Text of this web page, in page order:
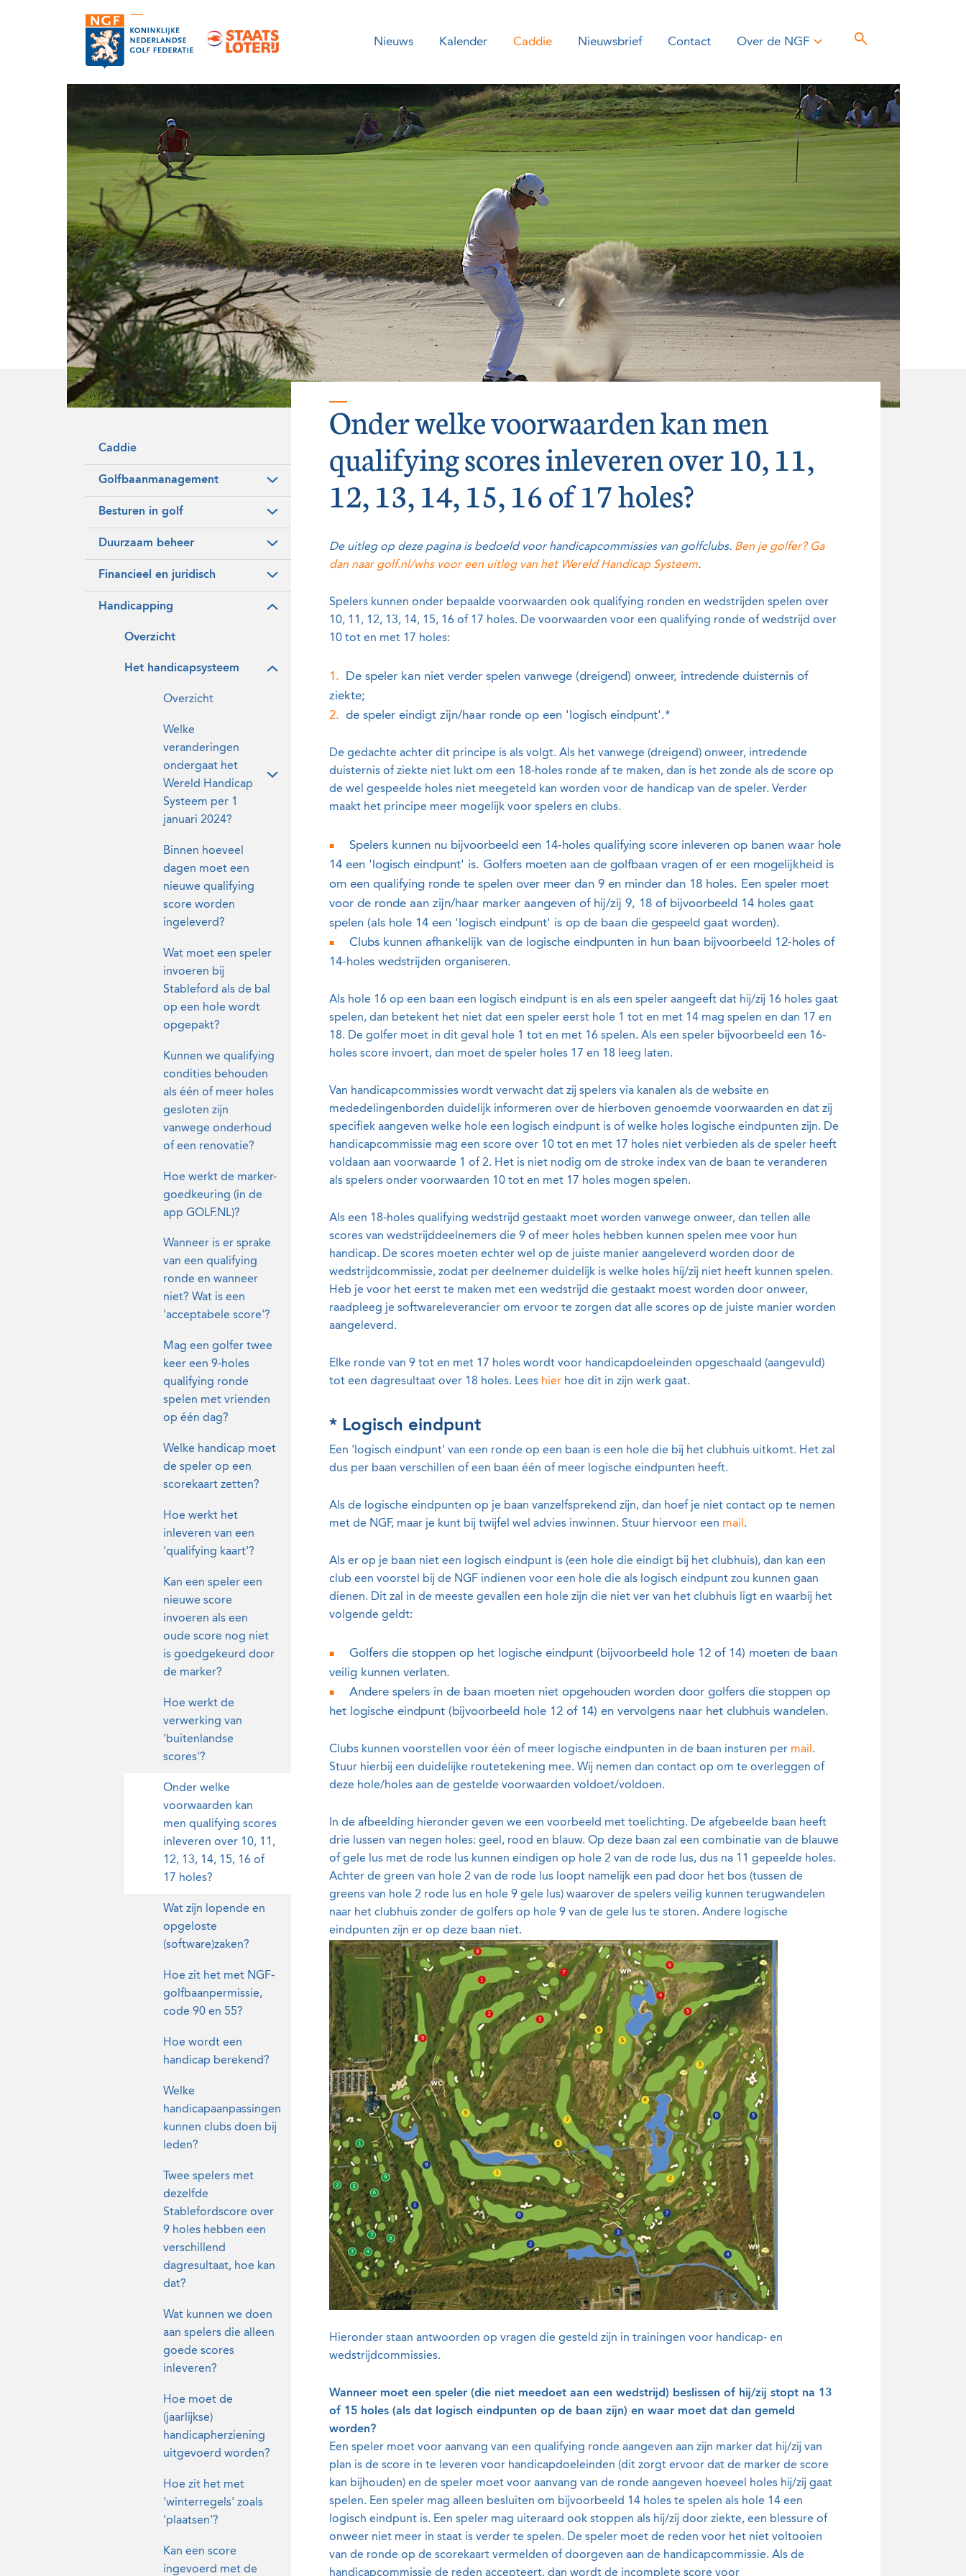
Nieuws Kalender Caddie Nieuwsbrief Contact Over de NGF
Contact
Pers en media
Medewerkers
Organisatie
Vacatures
Strategie, statuten en reglementen
Partners van de NGF
Informatie over de NGF-pas
NGF-verzekeringen
Topgolf
De NGF-competities
Golf in Nederland: feiten en cijfers
Onze historie
Vrijwilligers
Onder welke voorwaarden kan men
qualifying scores inleveren over 10, 11,
12, 13, 14, 15, 16 of 17 holes?
De uitleg op deze pagina is bedoeld voor handicapcommissies van golfclubs. Ben je golfer? Ga
dan naar golf.nl/whs voor een uitleg van het Wereld Handicap Systeem.
Spelers kunnen onder bepaalde voorwaarden ook qualifying ronden en wedstrijden spelen over
10, 11, 12, 13, 14, 15, 16 of 17 holes. De voorwaarden voor een qualifying ronde of wedstrijd over
10 tot en met 17 holes:
De speler kan niet verder spelen vanwege (dreigend) onweer, intredende duisternis of
ziekte;
de speler eindigt zijn/haar ronde op een 'logisch eindpunt'.*
De gedachte achter dit principe is als volgt. Als het vanwege (dreigend) onweer, intredende
duisternis of ziekte niet lukt om een 18-holes ronde af te maken, dan is het zonde als de score op
de wel gespeelde holes niet meegeteld kan worden voor de handicap van de speler. Verder
maakt het principe meer mogelijk voor spelers en clubs.
Spelers kunnen nu bijvoorbeeld een 14-holes qualifying score inleveren op banen waar hole
14 een 'logisch eindpunt' is. Golfers moeten aan de golfbaan vragen of er een mogelijkheid is
om een qualifying ronde te spelen over meer dan 9 en minder dan 18 holes. Een speler moet
voor de ronde aan zijn/haar marker aangeven of hij/zij 9, 18 of bijvoorbeeld 14 holes gaat
spelen (als hole 14 een 'logisch eindpunt' is op de baan die gespeeld gaat worden).
Clubs kunnen afhankelijk van de logische eindpunten in hun baan bijvoorbeeld 12-holes of
14-holes wedstrijden organiseren.
Als hole 16 op een baan een logisch eindpunt is en als een speler aangeeft dat hij/zij 16 holes gaat
spelen, dan betekent het niet dat een speler eerst hole 1 tot en met 14 mag spelen en dan 17 en
18. De golfer moet in dit geval hole 1 tot en met 16 spelen. Als een speler bijvoorbeeld een 16-
holes score invoert, dan moet de speler holes 17 en 18 leeg laten.
Van handicapcommissies wordt verwacht dat zij spelers via kanalen als de website en
mededelingenborden duidelijk informeren over de hierboven genoemde voorwaarden en dat zij
specifiek aangeven welke hole een logisch eindpunt is of welke holes logische eindpunten zijn. De
handicapcommissie mag een score over 10 tot en met 17 holes niet verbieden als de speler heeft
voldaan aan voorwaarde 1 of 2. Het is niet nodig om de stroke index van de baan te veranderen
als spelers onder voorwaarden 10 tot en met 17 holes mogen spelen.
Als een 18-holes qualifying wedstrijd gestaakt moet worden vanwege onweer, dan tellen alle
scores van wedstrijddeelnemers die 9 of meer holes hebben kunnen spelen mee voor hun
handicap. De scores moeten echter wel op de juiste manier aangeleverd worden door de
wedstrijdcommissie, zodat per deelnemer duidelijk is welke holes hij/zij niet heeft kunnen spelen.
Heb je voor het eerst te maken met een wedstrijd die gestaakt moest worden door onweer,
raadpleeg je softwareleverancier om ervoor te zorgen dat alle scores op de juiste manier worden
aangeleverd.
Elke ronde van 9 tot en met 17 holes wordt voor handicapdoeleinden opgeschaald (aangevuld)
tot een dagresultaat over 18 holes. Lees hier hoe dit in zijn werk gaat.
* Logisch eindpunt
Een 'logisch eindpunt' van een ronde op een baan is een hole die bij het clubhuis uitkomt. Het zal
dus per baan verschillen of een baan één of meer logische eindpunten heeft.
Als de logische eindpunten op je baan vanzelfsprekend zijn, dan hoef je niet contact op te nemen
met de NGF, maar je kunt bij twijfel wel advies inwinnen. Stuur hiervoor een mail .
Als er op je baan niet een logisch eindpunt is (een hole die eindigt bij het clubhuis), dan kan een
club een voorstel bij de NGF indienen voor een hole die als logisch eindpunt zou kunnen gaan
dienen. Dit zal in de meeste gevallen een hole zijn die niet ver van het clubhuis ligt en waarbij het
volgende geldt:
Golfers die stoppen op het logische eindpunt (bijvoorbeeld hole 12 of 14) moeten de baan
veilig kunnen verlaten.
Andere spelers in de baan moeten niet opgehouden worden door golfers die stoppen op
het logische eindpunt (bijvoorbeeld hole 12 of 14) en vervolgens naar het clubhuis wandelen.
Clubs kunnen voorstellen voor één of meer logische eindpunten in de baan insturen per mail .
Stuur hierbij een duidelijke routetekening mee. Wij nemen dan contact op om te overleggen of
deze hole/holes aan de gestelde voorwaarden voldoet/voldoen.
In de afbeelding hieronder geven we een voorbeeld met toelichting. De afgebeelde baan heeft
drie lussen van negen holes: geel, rood en blauw. Op deze baan zal een combinatie van de blauwe
of gele lus met de rode lus kunnen eindigen op hole 2 van de rode lus, dus na 11 gepeelde holes.
Achter de green van hole 2 van de rode lus loopt namelijk een pad door het bos (tussen de
greens van hole 2 rode lus en hole 9 gele lus) waarover de spelers veilig kunnen terugwandelen
naar het clubhuis zonder de golfers op hole 9 van de gele lus te storen. Andere logische
eindpunten zijn er op deze baan niet.
Hieronder staan antwoorden op vragen die gesteld zijn in trainingen voor handicap- en
wedstrijdcommissies.
Wanneer moet een speler (die niet meedoet aan een wedstrijd) beslissen of hij/zij stopt na 13
of 15 holes (als dat logisch eindpunten op de baan zijn) en waar moet dat dan gemeld
worden?
Een speler moet voor aanvang van een qualifying ronde aangeven aan zijn marker dat hij/zij van
plan is de score in te leveren voor handicapdoeleinden (dit zorgt ervoor dat de marker de score
kan bijhouden) en de speler moet voor aanvang van de ronde aangeven hoeveel holes hij/zij gaat
spelen. Een speler mag alleen besluiten om bijvoorbeeld 14 holes te spelen als hole 14 een
logisch eindpunt is. Een speler mag uiteraard ook stoppen als hij/zij door ziekte, een blessure of
onweer niet meer in staat is verder te spelen. De speler moet de reden voor het niet voltooien
van de ronde op de scorekaart vermelden of doorgeven aan de handicapcommissie. Als de
handicapcommissie de reden accepteert, dan wordt de incomplete score voor
Caddie
Golfbaanmanagement
Besturen in golf
Duurzaam beheer
Financieel en juridisch
Handicapping
Overzicht
Het handicapsysteem
Overzicht
Welke
veranderingen
ondergaat het
Wereld Handicap
Systeem per 1
januari 2024?
Binnen hoeveel
dagen moet een
nieuwe qualifying
score worden
ingeleverd?
Wat moet een speler
invoeren bij
Stableford als de bal
op een hole wordt
opgepakt?
Kunnen we qualifying
condities behouden
als één of meer holes
gesloten zijn
vanwege onderhoud
of een renovatie?
Hoe werkt de marker-
goedkeuring (in de
app GOLF.NL)?
Wanneer is er sprake
van een qualifying
ronde en wanneer
niet? Wat is een
'acceptabele score'?
Mag een golfer twee
keer een 9-holes
qualifying ronde
spelen met vrienden
op één dag?
Welke handicap moet
de speler op een
scorekaart zetten?
Hoe werkt het
inleveren van een
'qualifying kaart'?
Kan een speler een
nieuwe score
invoeren als een
oude score nog niet
is goedgekeurd door
de marker?
Hoe werkt de
verwerking van
'buitenlandse
scores'?
Onder welke
voorwaarden kan
men qualifying scores
inleveren over 10, 11,
12, 13, 14, 15, 16 of
17 holes?
Wat zijn lopende en
opgeloste
(software)zaken?
Hoe zit het met NGF-
golfbaanpermissie,
code 90 en 55?
Hoe wordt een
handicap berekend?
Welke
handicapaanpassingen
kunnen clubs doen bij
leden?
Twee spelers met
dezelfde
Stablefordscore over
9 holes hebben een
verschillend
dagresultaat, hoe kan
dat?
Wat kunnen we doen
aan spelers die alleen
goede scores
inleveren?
Hoe moet de
(jaarlijkse)
handicapherziening
uitgevoerd worden?
Hoe zit het met
'winterregels' zoals
'plaatsen'?
Kan een score
ingevoerd met de